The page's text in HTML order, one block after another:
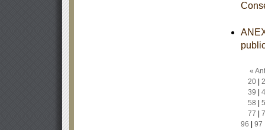
«
20|
39
58
77
96
97